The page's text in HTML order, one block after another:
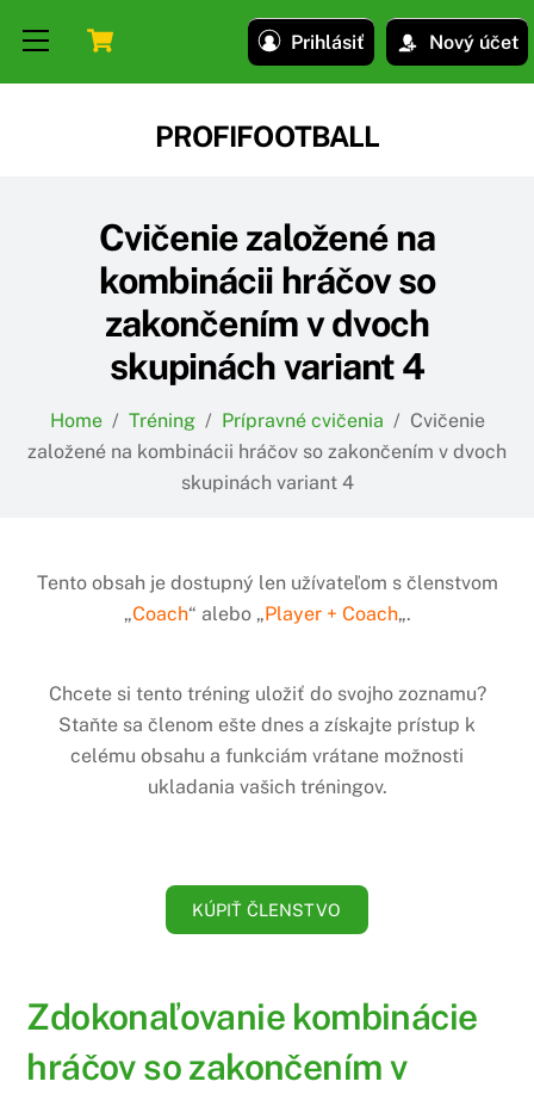
Prihlásiť Nový účet
Menu
PROFIFOOTBALL
Cvičenie založené na
kombinácii hráčov so
zakončením v dvoch
skupinách variant 4
Home / Tréning / Prípravné cvičenia / Cvičenie
založené na kombinácii hráčov so zakončením v dvoch
skupinách variant 4
Tento obsah je dostupný len užívateľom s členstvom
„Coach“ alebo „Player + Coach„.
Chcete si tento tréning uložiť do svojho zoznamu?
Staňte sa členom ešte dnes a získajte prístup k
celému obsahu a funkciám vrátane možnosti
ukladania vašich tréningov.
KÚPIŤ ČLENSTVO
Zdokonaľovanie kombinácie
hráčov so zakončením v